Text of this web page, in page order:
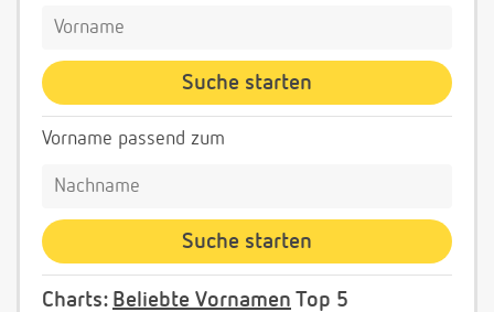
Vorname passend zum
Charts: Beliebte Vornamen Top 5